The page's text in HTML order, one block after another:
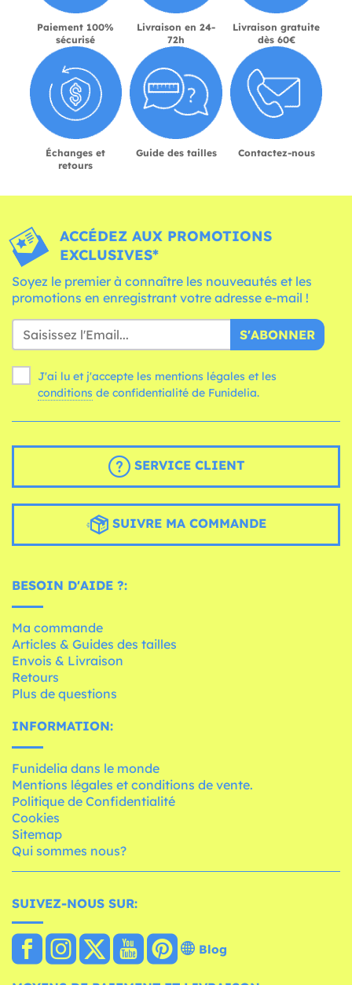
Paiement 100%
sécurisé
Livraison en 24-
72h
Livraison gratuite
dès 60€
Échanges et
retours
Guide des tailles Contactez-nous
ACCÉDEZ AUX PROMOTIONS
EXCLUSIVES*
Soyez le premier à connaître les nouveautés et les
promotions en enregistrant votre adresse e-mail !
S'ABONNER
J'ai lu et j'accepte les mentions légales et les
conditions de confidentialité de Funidelia.
SERVICE CLIENT
SUIVRE MA COMMANDE
BESOIN D'AIDE ?:
Ma commande
Articles & Guides des tailles
Envois & Livraison
Retours
Plus de questions
INFORMATION:
Funidelia dans le monde
Mentions légales et conditions de vente.
Politique de Confidentialité
Cookies
Sitemap
Qui sommes nous?
SUIVEZ-NOUS SUR:
Blog